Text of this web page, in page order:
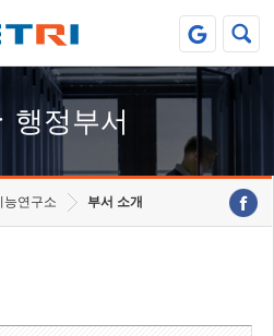
행정부서
능연구소 부서 소개